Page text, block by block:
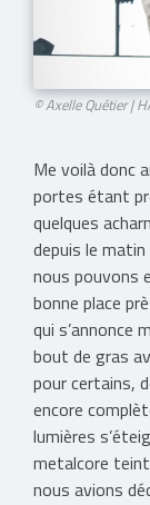
© Axelle Quétier |
Me voilà donc
portes étant
quelques
depuis le matin
nous pouvons
bonne place
qui s’annonce
bout de gras
pour certains,
encore
lumières
metalcore
nous avions